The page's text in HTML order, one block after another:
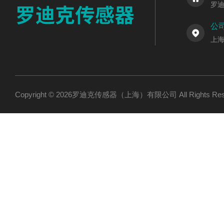
罗
公
上
Copyright © 2026罗迪克传感器（上海）有限公司 All Rights